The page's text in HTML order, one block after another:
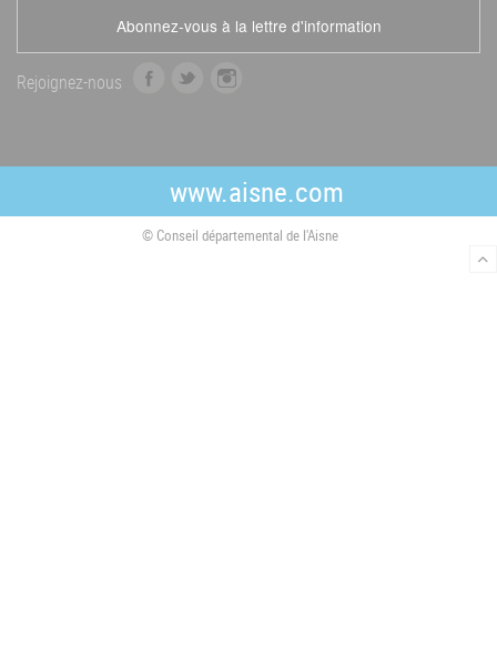
Abonnez-vous à la lettre d'information
Rejoignez-nous
b
o
t
e
r
a
g
r
a
www.aisne.com
© Conseil départemental de l'Aisne